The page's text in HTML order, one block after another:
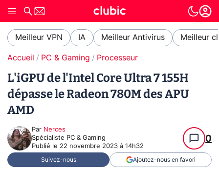
Meilleur VPN IA Meilleur Antivirus Meilleur
Accueil PC & Gaming Processeur
L'iGPU de l'Intel Core Ultra 7 155H
dépasse le Radeon 780M des APU
AMD
Par Nerces
Spécialiste PC & Gaming
Publié le 22 novembre 2023 à 14h32
0
Suivez-nous Ajoutez-nous en favori